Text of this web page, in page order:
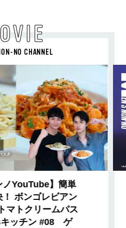
NO CHANNEL
ノYouTube】簡単
ボンゴレビアン
マトクリームパス
キッチン #08 ゲ